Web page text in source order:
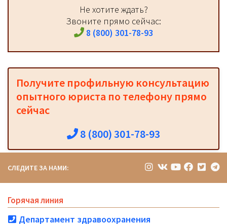
Не хотите ждать?
Звоните прямо сейчас:
8 (800) 301-78-93
Получите профильную консультацию
опытного юриста по телефону прямо
сейчас
8 (800) 301-78-93
СЛЕДИТЕ ЗА НАМИ:
Горячая линия
Департамент здравоохранения